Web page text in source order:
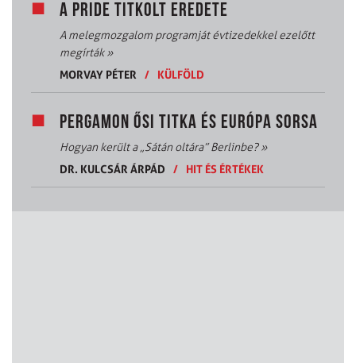
A PRIDE TITKOLT EREDETE
A melegmozgalom programját évtizedekkel ezelőtt
megírták»
MORVAY PÉTER
/ KÜLFÖLD
PERGAMON ŐSI TITKA ÉS EURÓPA SORSA
Hogyan került a „Sátán oltára” Berlinbe?»
DR. KULCSÁR ÁRPÁD
/ HIT ÉS ÉRTÉKEK